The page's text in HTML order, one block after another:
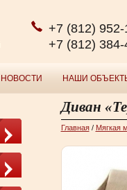
+7 (812) 952-
+7 (812) 384-
НОВОСТИ НАШИ
Диван
Главная/ Мягкая